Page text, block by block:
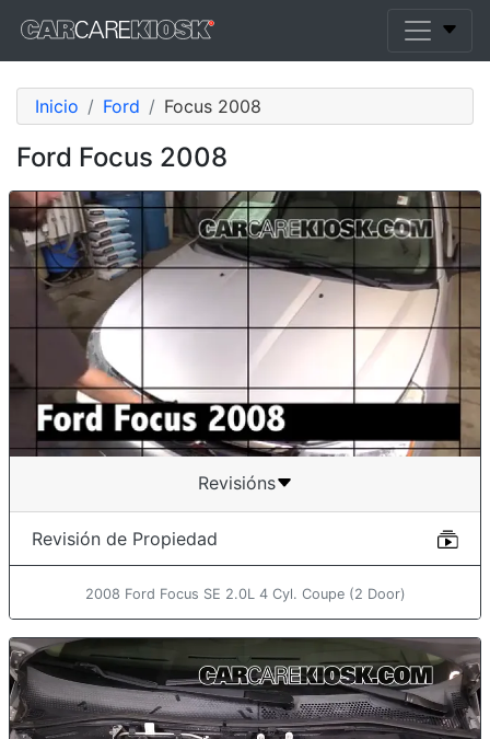
Inicio Ford Focus 2008
Ford Focus 2008
Revisións
Revisión de Propiedad
2008 Ford Focus SE 2.0L 4 Cyl. Coupe (2 Door)